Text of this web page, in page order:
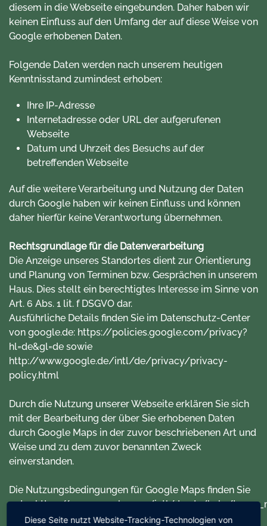
diesem in die Webseite eingebunden. Daher haben wir
keinen Einfluss auf den Umfang der auf diese Weise von
Google erhobenen Daten.
Folgende Daten werden nach unserem heutigen
Kenntnisstand zumindest erhoben:
Ihre IP-Adresse
Internetadresse oder URL der aufgerufenen
Webseite
Datum und Uhrzeit des Besuchs auf der
betreffenden Webseite
Auf die weitere Verarbeitung und Nutzung der Daten
durch Google haben wir keinen Einfluss und können
daher hierfür keine Verantwortung übernehmen.
Rechtsgrundlage für die Datenverarbeitung
Die Anzeige unseres Standortes dient zur Orientierung
und Planung von Terminen bzw. Gesprächen in unserem
Haus. Dies stellt ein berechtigtes Interesse im Sinne von
Art. 6 Abs. 1 lit. f DSGVO dar.
Ausführliche Details finden Sie im Datenschutz-Center
von google.de: https://policies.google.com/privacy?
hl=de&gl=de sowie
http://www.google.de/intl/de/privacy/privacy-
policy.html
Durch die Nutzung unserer Webseite erklären Sie sich
mit der Bearbeitung der über Sie erhobenen Daten
durch Google Maps in der zuvor beschriebenen Art und
Weise und zu dem zuvor benannten Zweck
einverstanden.
Die Nutzungsbedingungen für Google Maps finden Sie
unterhttps://www.google.com/intl/de_de/help/
Diese Seite nutzt Website-Tracking-Technologien von